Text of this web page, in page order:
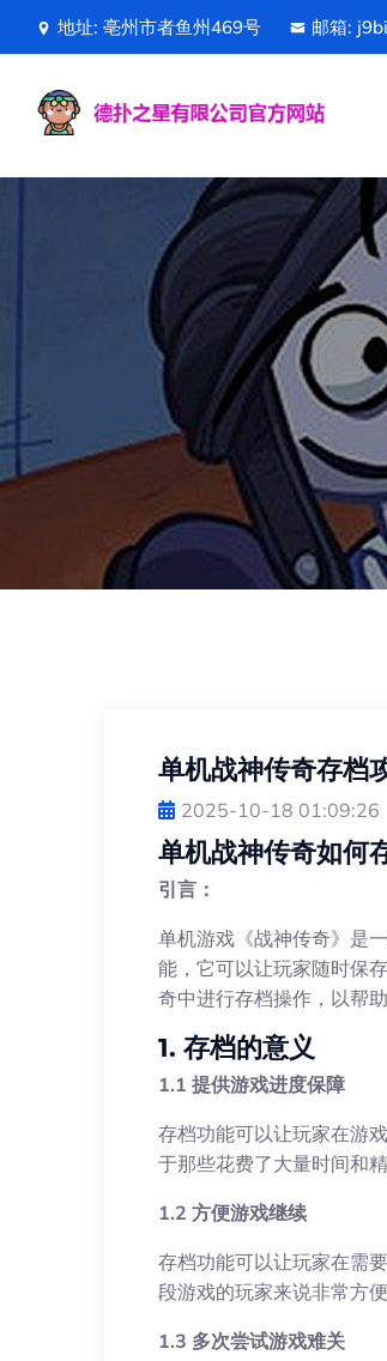
地址: 亳州市者鱼州469号 邮箱:
单机战神传奇存档
2025-10-18 01:09:26
单机战神传奇如何
引言：
单机游戏《战神传奇》是
能，它可以让玩家随时保
奇中进行存档操作，以帮
1. 存档的意义
1.1 提供游戏进度保障
存档功能可以让玩家在游
于那些花费了大量时间和
1.2 方便游戏继续
存档功能可以让玩家在需
段游戏的玩家来说非常方便
1.3 多次尝试游戏难关